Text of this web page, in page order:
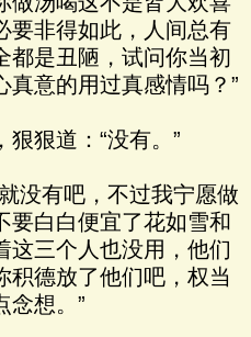
要非得如此，人间总有
都是丑陋，试问你当初
真意的用过真感情吗？”
道：“没有。”
吧，不过我宁愿做
要白白便宜了花如雪和
这三个人也没用，他们
积德放了他们吧，权当
念想。”